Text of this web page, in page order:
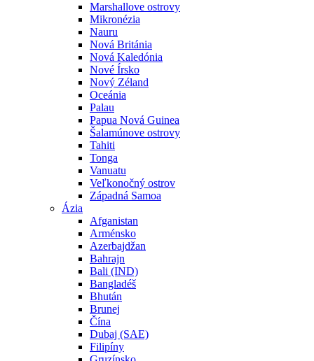
Marshallove ostrovy
Mikronézia
Nauru
Nová Británia
Nová Kaledónia
Nové Írsko
Nový Zéland
Oceánia
Palau
Papua Nová Guinea
Šalamúnove ostrovy
Tahiti
Tonga
Vanuatu
Veľkonočný ostrov
Západná Samoa
Ázia
Afganistan
Arménsko
Azerbajdžan
Bahrajn
Bali (IND)
Bangladéš
Bhután
Brunej
Čína
Dubaj (SAE)
Filipíny